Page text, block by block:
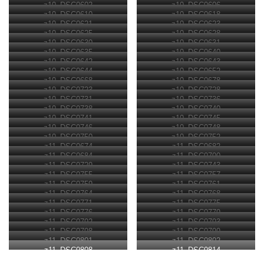
z10_DSC0602
z10_DSC0606
z10_DSC0610
z10_DSC0618
z10_DSC0621
z10_DSC0623
z10_DSC0625
z10_DSC0628
z10_DSC0630
z10_DSC0631
z10_DSC0635
z10_DSC0640
z10_DSC0642
z10_DSC0643
z10_DSC0644
z10_DSC0652
z10_DSC0668
z10_DSC0678
z10_DSC0723
z10_DSC0728
z10_DSC0731
z10_DSC0736
z10_DSC0738
z10_DSC0740
z10_DSC0741
z10_DSC0745
z10_DSC0746
z10_DSC0748
z10_DSC0750
z10_DSC0752
z11_DSC0674
z11_DSC0682
z11_DSC0684
z11_DSC0700
z11_DSC0729
z11_DSC0743
z11_DSC0755
z11_DSC0757
z11_DSC0759
z11_DSC0761
z11_DSC0764
z11_DSC0768
z11_DSC0771
z11_DSC0775
z11_DSC0776
z11_DSC0779
z11_DSC0792
z11_DSC0793
z11_DSC0798
z11_DSC0799
z11_DSC0801
z11_DSC0802
z11_DSC0808
z11_DSC0814